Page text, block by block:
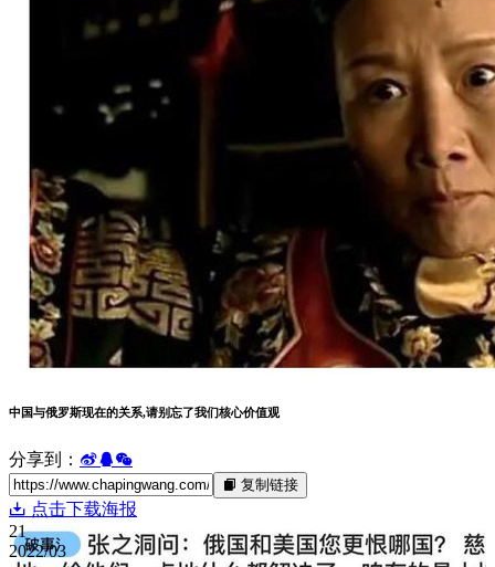
中国与俄罗斯现在的关系,请别忘了我们核心价值观
分享到：
复制链接
点击下载海报
21
2022/03